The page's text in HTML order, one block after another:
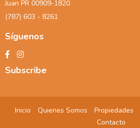
Juan PR 00909-1820
(787) 603 - 8261
Síguenos
Subscribe
Inicio Quienes Somos Propiedades
Contacto